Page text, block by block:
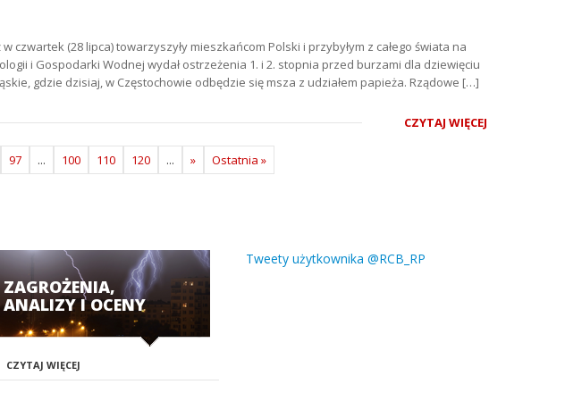
(28 lipca) towarzyszyły mieszkańcom Polski i przybyłym z całego świata na
i Gospodarki Wodnej wydał ostrzeżenia 1. i 2. stopnia przed burzami dla dziewięciu
gdzie dzisiaj, w Częstochowie odbędzie się msza z udziałem papieża. Rządowe […]
CZYTAJ WIĘCEJ
97 ... 100 110 120 ... » Ostatnia »
ZAGROŻENIA,
ANALIZY I OCENY
CZYTAJ WIĘCEJ
Tweety użytkownika @RCB_RP